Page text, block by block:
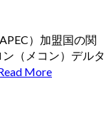
）加盟国の関
（メコン）デルタ
More